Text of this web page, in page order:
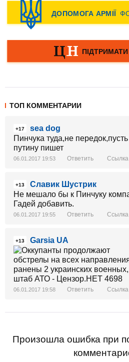
ТОП КОММЕНТАРИИ
+17
sea dog
Пинчука туда,не
путину пишет
06.01.2017 19:53 Ответить Ссылка
+13
Славик Шустрик
Не мешало бы к Пинчуку
Гадей добавить.
06.01.2017 19:55 Ответить Ссылка
+13 Garsia UA
06.01.2017 19:58 Ответить Ссылка
Произошла ошибка при